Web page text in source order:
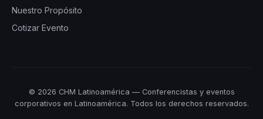
Nuestro Propósito
Cotizar Evento
© 2026 CHM Latinoamérica — Conferencistas y eventos
corporativos en Latinoamérica. Todos los derechos reservados.